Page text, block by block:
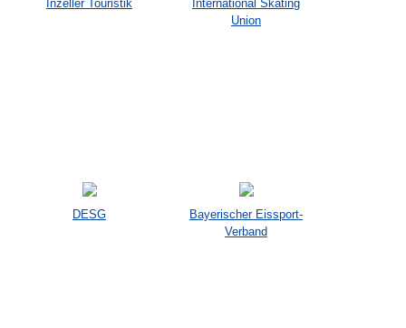
Inzeller Touristik
International Skating
Union
DESG
Bayerischer Eissport-
Verband